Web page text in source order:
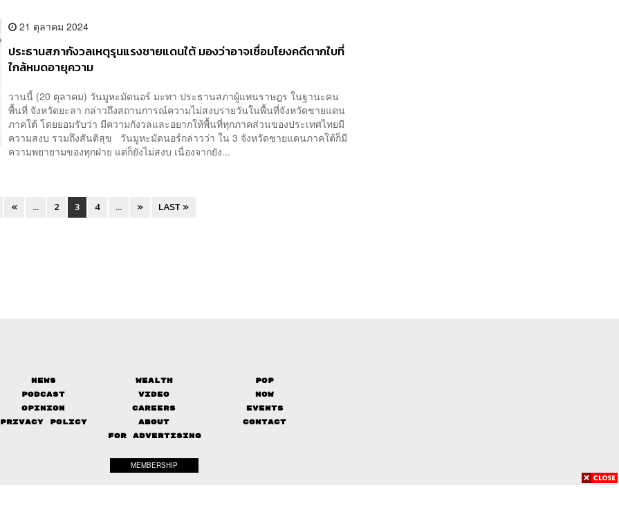
21 ตุลาคม 2024
ประธานสภากังวลเหตุรุนแรงชายแดนใต้ มองว่าอาจเชื่อมโยงคดีตากใบที่
ใกล้หมดอายุความ
วานนี้ (20 ตุลาคม) วันมูหะมัดนอร์ มะทา ประธานสภาผู้แทนราษฎร ในฐานะคน
พื้นที่ จังหวัดยะลา กล่าวถึงสถานการณ์ความไม่สงบรายวันในพื้นที่จังหวัดชายแดน
ภาคใต้ โดยยอมรับว่า มีความกังวลและอยากให้พื้นที่ทุกภาคส่วนของประเทศไทยมี
ความสงบ รวมถึงสันติสุข วันมูหะมัดนอร์กล่าวว่า ใน 3 จังหวัดชายแดนภาคใต้ก็มี
ความพยายามของทุกฝ่าย แต่ก็ยังไม่สงบ เนื่องจากยัง...
« ... 2 3 4 ... » LAST »
News Wealth
Pop
Podcast
Video
Now
Opinion
Careers
Events
Privacy Policy
About
Contact
FOR ADVERTISING
MEMBERSHIP